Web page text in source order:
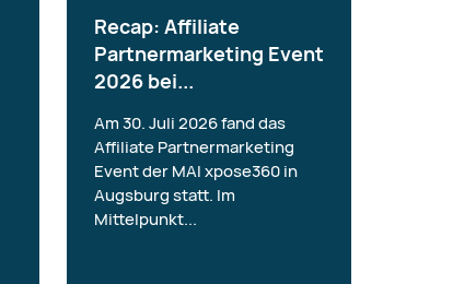
Recap: Affiliate
Partnermarketing Event
2026 bei...
Am 30. Juli 2026 fand das
Affiliate Partnermarketing
Event der MAI xpose360 in
Augsburg statt. Im
Mittelpunkt...